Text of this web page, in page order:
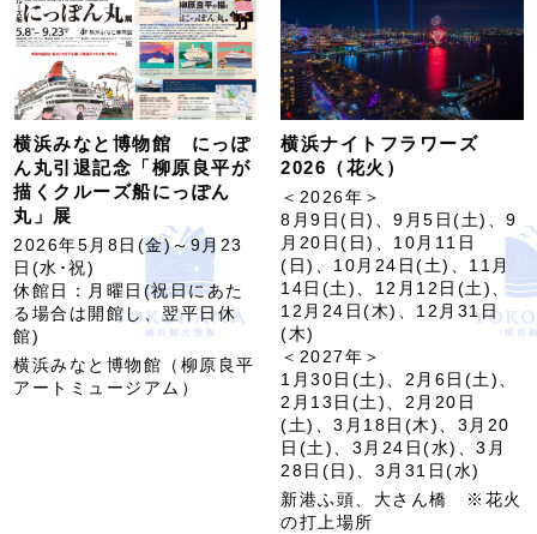
横浜みなと博物館 にっぽ
ん丸引退記念「柳原良平が
描くクルーズ船にっぽん
丸」展
2026年5月8日(金)～9月23
日(水･祝)
休館日：月曜日(祝日にあた
る場合は開館し、翌平日休
館)
横浜みなと博物館（柳原良平
アートミュージアム）
横浜ナイトフラワーズ
2026（花火）
＜2026年＞
8月9日(日)、9月5日(土)、9
月20日(日)、10月11日
(日)、10月24日(土)、11月
14日(土)、12月12日(土)、
12月24日(木)、12月31日
(木)
＜2027年＞
1月30日(土)、2月6日(土)、
2月13日(土)、2月20日
(土)、3月18日(木)、3月20
日(土)、3月24日(水)、3月
28日(日)、3月31日(水)
新港ふ頭、大さん橋 ※花火
の打上場所